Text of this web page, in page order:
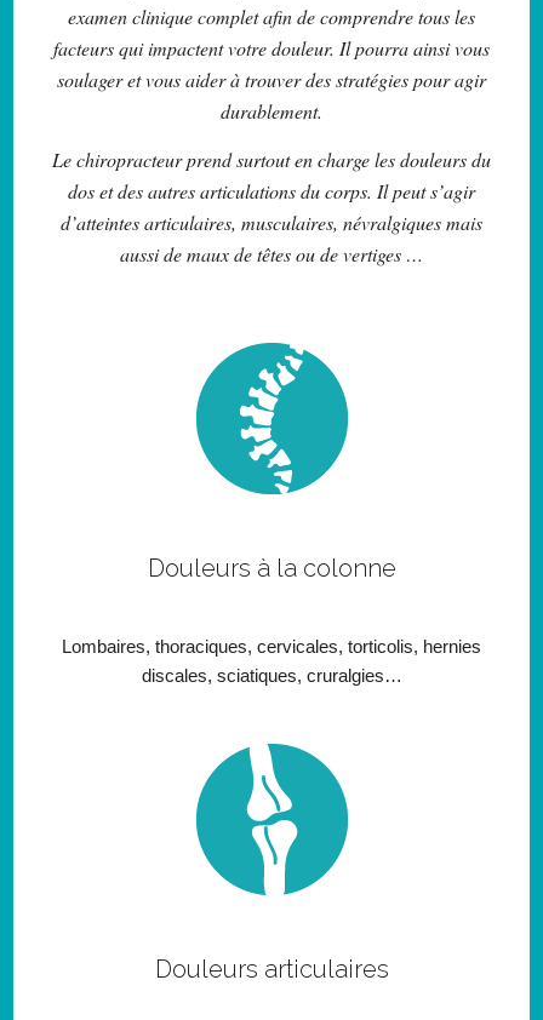
examen clinique complet afin de comprendre tous les
facteurs qui impactent votre douleur. Il pourra ainsi vous
soulager et vous aider à trouver des stratégies pour agir
durablement.
Le chiropracteur prend surtout en charge les douleurs du
dos et des autres articulations du corps. Il peut s’agir
d’atteintes articulaires, musculaires, névralgiques mais
aussi de maux de têtes ou de vertiges …
Douleurs à la colonne
Lombaires, thoraciques, cervicales, torticolis, hernies
discales, sciatiques, cruralgies…
Douleurs articulaires